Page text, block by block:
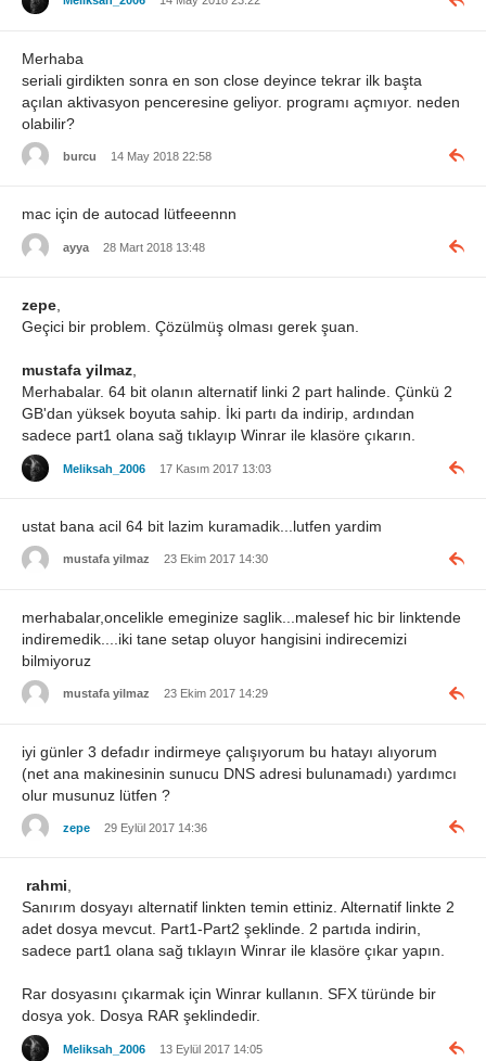
Merhaba
seriali girdikten sonra en son close deyince tekrar ilk başta
açılan aktivasyon penceresine geliyor. programı açmıyor. neden
olabilir?
burcu 14 May 2018 22:58
mac için de autocad lütfeeennn
ayya 28 Mart 2018 13:48
zepe,
Geçici bir problem. Çözülmüş olması gerek şuan.
mustafa yilmaz,
Merhabalar. 64 bit olanın alternatif linki 2 part halinde. Çünkü 2
GB'dan yüksek boyuta sahip. İki partı da indirip, ardından
sadece part1 olana sağ tıklayıp Winrar ile klasöre çıkarın.
Meliksah_2006 17 Kasım 2017 13:03
ustat bana acil 64 bit lazim kuramadik...lutfen yardim
mustafa yilmaz 23 Ekim 2017 14:30
merhabalar,oncelikle emeginize saglik...malesef hic bir linktende
indiremedik....iki tane setap oluyor hangisini indirecemizi
bilmiyoruz
mustafa yilmaz 23 Ekim 2017 14:29
iyi günler 3 defadır indirmeye çalışıyorum bu hatayı alıyorum
(net ana makinesinin sunucu DNS adresi bulunamadı) yardımcı
olur musunuz lütfen ?
zepe 29 Eylül 2017 14:36
rahmi,
Sanırım dosyayı alternatif linkten temin ettiniz. Alternatif linkte 2
adet dosya mevcut. Part1-Part2 şeklinde. 2 partıda indirin,
sadece part1 olana sağ tıklayın Winrar ile klasöre çıkar yapın.
Rar dosyasını çıkarmak için Winrar kullanın. SFX türünde bir
dosya yok. Dosya RAR şeklindedir.
Meliksah_2006 13 Eylül 2017 14:05